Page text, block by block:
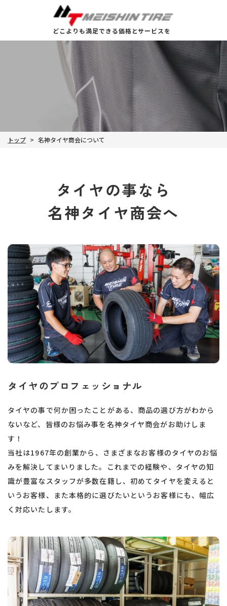
どこよりも満足できる価格とサービスを
トップ > 名神タイヤ商会について
タイヤの事なら
​​​​​​​名神タイヤ商会へ
タイヤのプロフェッショナル
タイヤの事で何か困ったことがある、商品の選び方がわから
ないなど、皆様のお悩み事を名神タイヤ商会がお助けしま
す！
当社は1967年の創業から、さまざまなお客様のタイヤのお悩
みを解決してまいりました。これまでの経験や、タイヤの知
識が豊富なスタッフが多数在籍し、初めてタイヤを変えると
いうお客様、また本格的に選びたいというお客様にも、幅広
く対応いたします。